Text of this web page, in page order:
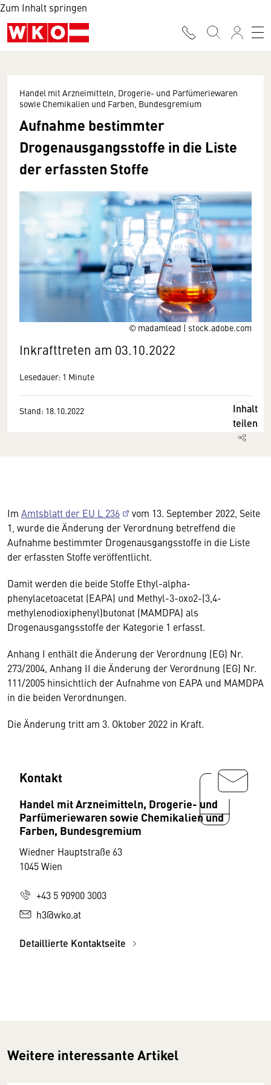
Zum Inhalt springen
© madamlead | stock.adobe.com
Handel mit Arzneimitteln, Drogerie- und Parfümeriewaren
sowie Chemikalien und Farben, Bundesgremium
Aufnahme bestimmter
Drogenausgangsstoffe in die Liste
der erfassten Stoffe
Inkrafttreten am 03.10.2022
Lesedauer: 1 Minute
Stand: 18.10.2022
Inhalt
teilen
Im Amtsblatt der EU L 236
vom 13. September 2022, Seite
1, wurde die Änderung der Verordnung betreffend die
Aufnahme bestimmter Drogenausgangsstoffe in die Liste
der erfassten Stoffe veröffentlicht.
Damit werden die beide Stoffe Ethyl-alpha-
phenylacetoacetat (EAPA) und Methyl-3-oxo2-(3,4-
methylenodioxiphenyl)butonat (MAMDPA) als
Drogenausgangsstoffe der Kategorie 1 erfasst.
Anhang I enthält die Änderung der Verordnung (EG) Nr.
273/2004, Anhang II die Änderung der Verordnung (EG) Nr.
111/2005 hinsichtlich der Aufnahme von EAPA und MAMDPA
in die beiden Verordnungen.
Die Änderung tritt am 3. Oktober 2022 in Kraft.
Kontakt
Handel mit Arzneimitteln, Drogerie- und
Parfümeriewaren sowie Chemikalien und
Farben, Bundesgremium
Wiedner Hauptstraße 63
1045 Wien
+43 5 90900 3003
h3@wko.at
Detaillierte Kontaktseite
Weitere interessante Artikel